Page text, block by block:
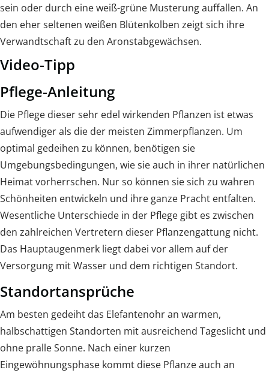
sein oder durch eine weiß-grüne Musterung auffallen. An
den eher seltenen weißen Blütenkolben zeigt sich ihre
Verwandtschaft zu den Aronstabgewächsen.
Video-Tipp
Pflege-Anleitung
Die Pflege dieser sehr edel wirkenden Pflanzen ist etwas
aufwendiger als die der meisten Zimmerpflanzen. Um
optimal gedeihen zu können, benötigen sie
Umgebungsbedingungen, wie sie auch in ihrer natürlichen
Heimat vorherrschen. Nur so können sie sich zu wahren
Schönheiten entwickeln und ihre ganze Pracht entfalten.
Wesentliche Unterschiede in der Pflege gibt es zwischen
den zahlreichen Vertretern dieser Pflanzengattung nicht.
Das Hauptaugenmerk liegt dabei vor allem auf der
Versorgung mit Wasser und dem richtigen Standort.
Standortansprüche
Am besten gedeiht das Elefantenohr an warmen,
halbschattigen Standorten mit ausreichend Tageslicht und
ohne pralle Sonne. Nach einer kurzen
Eingewöhnungsphase kommt diese Pflanze auch an